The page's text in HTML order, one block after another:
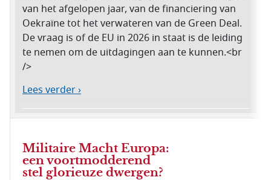
van het afgelopen jaar, van de financiering van
Oekraïne tot het verwateren van de Green Deal.
De vraag is of de EU in 2026 in staat is de leiding
te nemen om de uitdagingen aan te kunnen.<br
/>
Lees verder ›
Militaire Macht Europa:
een voortmodderend
stel glorieuze dwergen?